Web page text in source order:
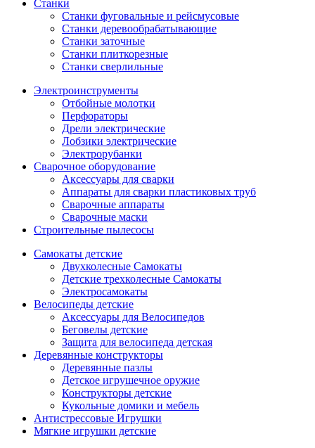
Станки
Станки фуговальные и рейсмусовые
Станки деревообрабатывающие
Станки заточные
Станки плиткорезные
Станки сверлильные
Электроинструменты
Отбойные молотки
Перфораторы
Дрели электрические
Лобзики электрические
Электрорубанки
Сварочное оборудование
Аксессуары для сварки
Аппараты для сварки пластиковых труб
Сварочные аппараты
Сварочные маски
Строительные пылесосы
Самокаты детские
Двухколесные Cамокаты
Детские трехколесные Самокаты
Электросамокаты
Велосипеды детские
Аксессуары для Велосипедов
Беговелы детские
Защита для велосипеда детская
Деревянные конструкторы
Деревянные пазлы
Детское игрушечное оружие
Конструкторы детские
Кукольные домики и мебель
Антистрессовые Игрушки
Мягкие игрушки детские